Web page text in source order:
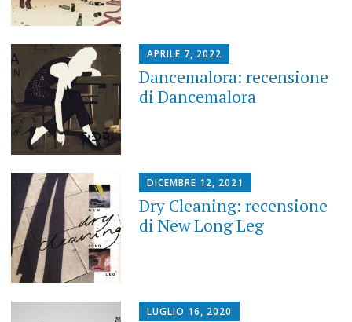
APRILE 7, 2022
Dancemalora: recensione
di Dancemalora
DICEMBRE 12, 2021
Dry Cleaning: recensione
di New Long Leg
LUGLIO 16, 2020